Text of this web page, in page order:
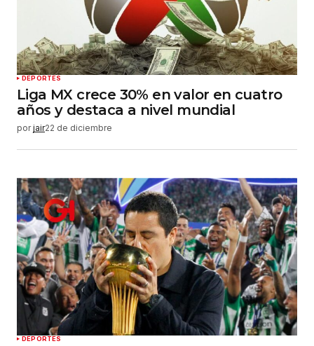
DEPORTES
Liga MX crece 30% en valor en cuatro
años y destaca a nivel mundial
por jair22 de diciembre
DEPORTES